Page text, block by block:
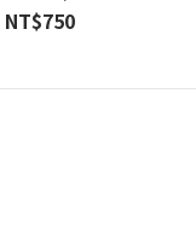
NT$750